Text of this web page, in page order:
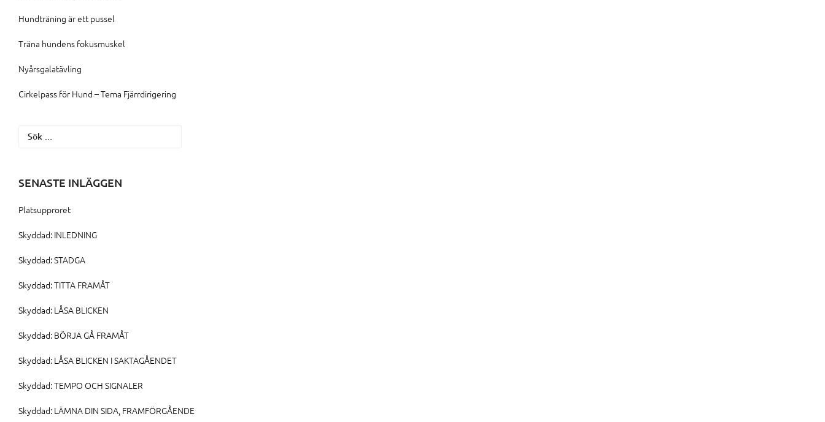
Hundträning är ett pussel
Träna hundens fokusmuskel
Nyårsgalatävling
Cirkelpass för Hund – Tema Fjärrdirigering
Sök
SENASTE INLÄGGEN
Platsupproret
Skyddad: INLEDNING
Skyddad: STADGA
Skyddad: TITTA FRAMÅT
Skyddad: LÅSA BLICKEN
Skyddad: BÖRJA GÅ FRAMÅT
Skyddad: LÅSA BLICKEN I SAKTAGÅENDET
Skyddad: TEMPO OCH SIGNALER
Skyddad: LÄMNA DIN SIDA, FRAMFÖRGÅENDE